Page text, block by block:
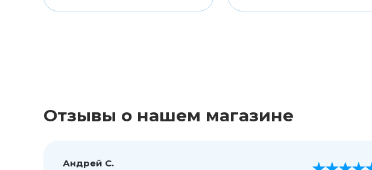
Отзывы о нашем магазине
Андрей С.